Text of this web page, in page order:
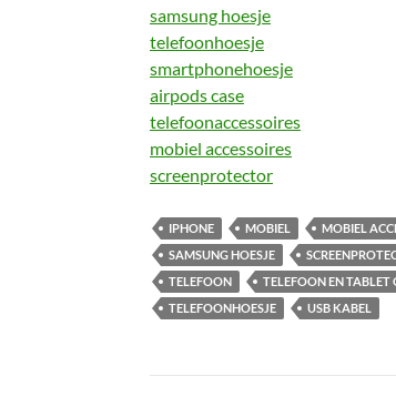
samsung hoesje
telefoonhoesje
smartphonehoesje
airpods case
telefoonaccessoires
mobiel accessoires
screenprotector
IPHONE MOBIEL MOBIEL
SAMSUNG HOESJE
TELEFOON
TELEFOON EN TABLET
TELEFOONHOESJE
USB KABEL